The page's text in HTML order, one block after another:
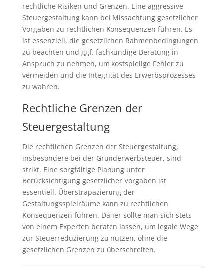
rechtliche Risiken und Grenzen. Eine aggressive
Steuergestaltung kann bei Missachtung gesetzlicher
Vorgaben zu rechtlichen Konsequenzen führen. Es
ist essenziell, die gesetzlichen Rahmenbedingungen
zu beachten und ggf. fachkundige Beratung in
Anspruch zu nehmen, um kostspielige Fehler zu
vermeiden und die Integrität des Erwerbsprozesses
zu wahren.
Rechtliche Grenzen der
Steuergestaltung
Die rechtlichen Grenzen der Steuergestaltung,
insbesondere bei der Grunderwerbsteuer, sind
strikt. Eine sorgfältige Planung unter
Berücksichtigung gesetzlicher Vorgaben ist
essentiell. Überstrapazierung der
Gestaltungsspielräume kann zu rechtlichen
Konsequenzen führen. Daher sollte man sich stets
von einem Experten beraten lassen, um legale Wege
zur Steuerreduzierung zu nutzen, ohne die
gesetzlichen Grenzen zu überschreiten.